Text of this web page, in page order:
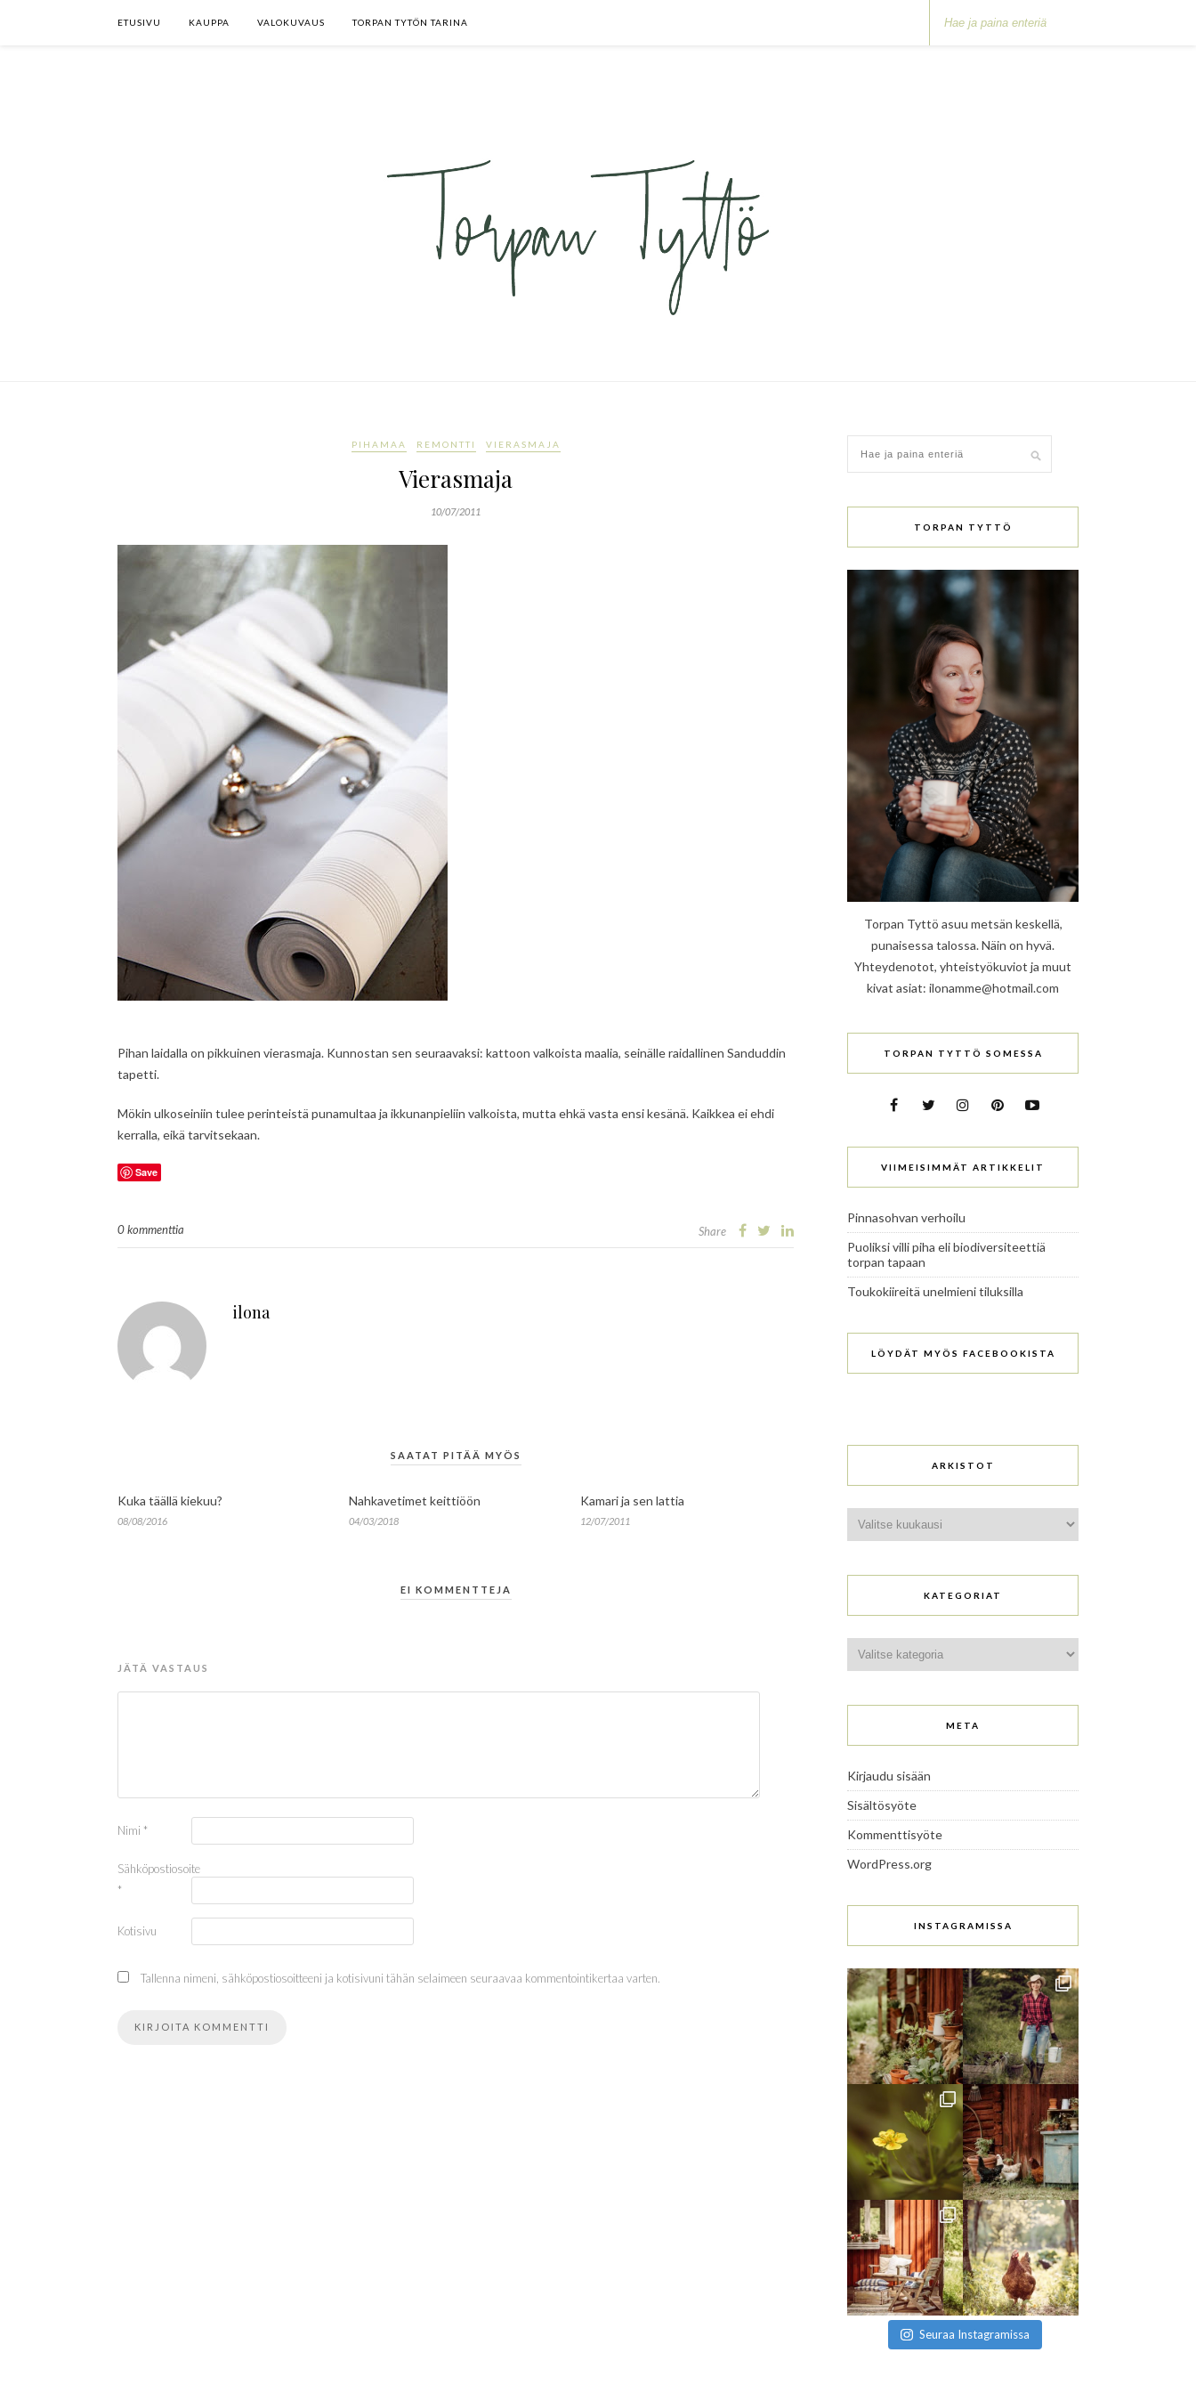
ETUSIVU KAUPPA VALOKUVAUS TORPAN TYTÖN TARINA
PIHAMAA REMONTTI VIERASMAJA
Vierasmaja
10/07/2011
Pihan laidalla on pikkuinen vierasmaja. Kunnostan sen seuraavaksi: kattoon valkoista maalia, seinälle raidallinen Sanduddin
tapetti.
Mökin ulkoseiniin tulee perinteistä punamultaa ja ikkunanpieliin valkoista, mutta ehkä vasta ensi kesänä. Kaikkea ei ehdi
kerralla, eikä tarvitsekaan.
Save
0 kommenttia Share
ilona
SAATAT PITÄÄ MYÖS
Kuka täällä kiekuu?
08/08/2016
Nahkavetimet keittiöön
04/03/2018
Kamari ja sen lattia
12/07/2011
EI KOMMENTTEJA
JÄTÄ VASTAUS
Nimi *
Sähköpostiosoite
*
Kotisivu
Tallenna nimeni, sähköpostiosoitteeni ja kotisivuni tähän selaimeen seuraavaa kommentointikertaa varten.
TORPAN TYTTÖ
Torpan Tyttö asuu metsän keskellä,
punaisessa talossa. Näin on hyvä.
Yhteydenotot, yhteistyökuviot ja muut
kivat asiat: ilonamme@hotmail.com
TORPAN TYTTÖ SOMESSA
VIIMEISIMMÄT ARTIKKELIT
Pinnasohvan verhoilu
Puoliksi villi piha eli biodiversiteettiä
torpan tapaan
Toukokiireitä unelmieni tiluksilla
LÖYDÄT MYÖS FACEBOOKISTA
ARKISTOT
KATEGORIAT
META
Kirjaudu sisään
Sisältösyöte
Kommenttisyöte
WordPress.org
INSTAGRAMISSA
Seuraa Instagramissa